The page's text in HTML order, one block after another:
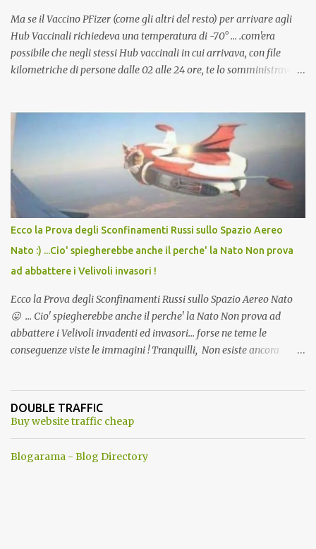
Ma se il Vaccino PFizer (come gli altri del resto) per arrivare agli
Hub Vaccinali richiedeva una temperatura di -70° ... .com'era
possibile che negli stessi Hub vaccinali in cui arrivava, con file
kilometriche di persone dalle 02 alle 24 ore, te lo somministravano
Vaccino come: l' Amaro del Capo, era "spettacolare Ghiacciato, ma
andava bene anche, a Temperatura Ambiente"! Riproponiamo
l'articolo per NON Dimenticare!
Ecco la Prova degli Sconfinamenti Russi sullo Spazio Aereo
Nato :) ...Cio' spiegherebbe anche il perche' la Nato Non prova
ad abbattere i Velivoli invasori !
Ecco la Prova degli Sconfinamenti Russi sullo Spazio Aereo Nato
😛 ... Cio' spiegherebbe anche il perche' la Nato Non prova ad
abbattere i Velivoli invadenti ed invasori... forse ne teme le
conseguenze viste le immagini ! Tranquilli, Non esiste ancora
ancora una fantasia Nato o forse una "False Flag", per provocare
una guerra mondiale che difficilmente da menti sane, potrebbe
DOUBLE TRAFFIC
Buy website traffic cheap
Blogarama - Blog Directory